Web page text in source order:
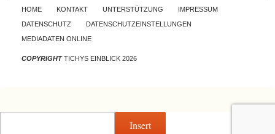
Skip to content
HOME KONTAKT UNTERSTÜTZUNG
IMPRESSUM
DATENSCHUTZ
DATENSCHUTZEINSTELLUNGEN
MEDIADATEN ONLINE
COPYRIGHTTICHYS EINBLICK 2026
Insert